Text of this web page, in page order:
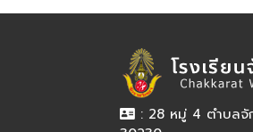
: 28 หมู่ 4 ตำบลจั